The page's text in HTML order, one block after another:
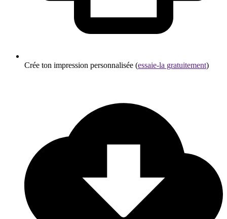
Crée ton impression personnalisée (essaie-la gratuitement)